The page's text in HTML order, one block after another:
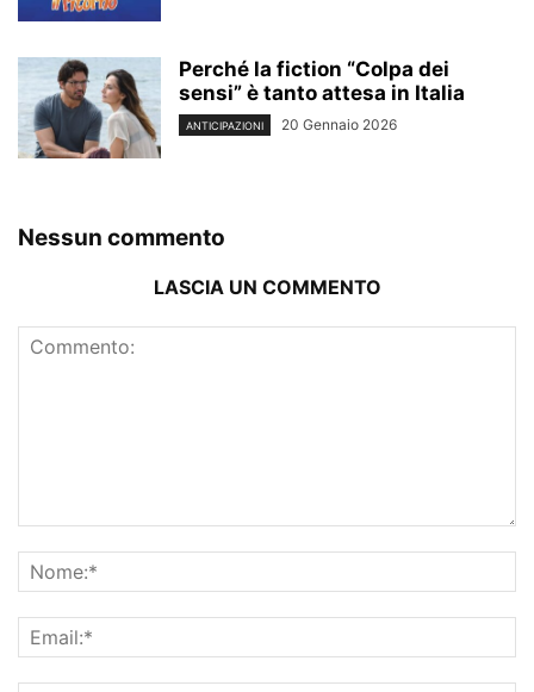
Perché la fiction “Colpa dei
sensi” è tanto attesa in Italia
ANTICIPAZIONI 20 Gennaio 2026
Nessun commento
LASCIA UN COMMENTO